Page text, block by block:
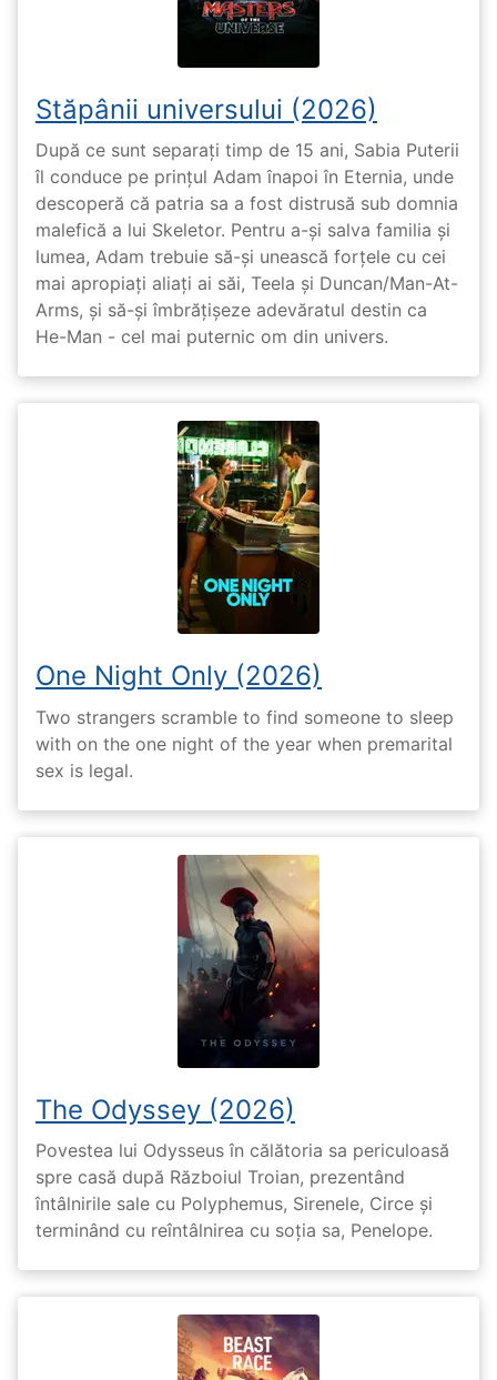
Stăpânii universului (2026)
După ce sunt separați timp de 15 ani, Sabia Puterii
îl conduce pe prințul Adam înapoi în Eternia, unde
descoperă că patria sa a fost distrusă sub domnia
malefică a lui Skeletor. Pentru a-și salva familia și
lumea, Adam trebuie să-și unească forțele cu cei
mai apropiați aliați ai săi, Teela și Duncan/Man-At-
Arms, și să-și îmbrățișeze adevăratul destin ca
He-Man - cel mai puternic om din univers.
One Night Only (2026)
Two strangers scramble to find someone to sleep
with on the one night of the year when premarital
sex is legal.
The Odyssey (2026)
Povestea lui Odysseus în călătoria sa periculoasă
spre casă după Războiul Troian, prezentând
întâlnirile sale cu Polyphemus, Sirenele, Circe și
terminând cu reîntâlnirea cu soția sa, Penelope.